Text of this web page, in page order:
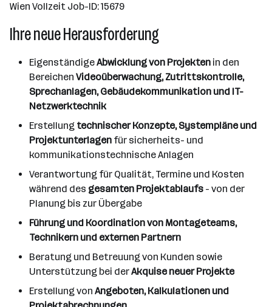
Wien Vollzeit Job-ID: 15679
Ihre neue Herausforderung
EigenständigeAbwicklung von Projekten in den
Bereichen Videoüberwachung, Zutrittskontrolle,
Sprechanlagen, Gebäudekommunikation und IT-
Netzwerktechnik
Erstellung technischer Konzepte, Systempläne und
Projektunterlagen für sicherheits- und
kommunikationstechnische Anlagen
Verantwortung für Qualität, Termine und Kosten
während des gesamten Projektablaufs - von der
Planung bis zur Übergabe
Führung und Koordination von Montageteams,
Technikern und externen Partnern
Beratung und Betreuung von Kunden sowie
Unterstützung bei derAkquise neuer Projekte
Erstellung von Angeboten, Kalkulationen und